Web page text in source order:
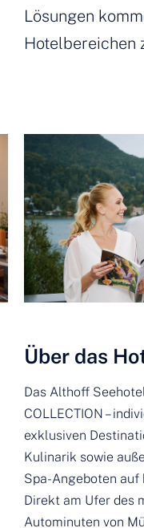
Lösungen
Hotelbereichen
Über das
Das Althoff
COLLECTION –
exklusiven
Kulinarik sowie
Spa-Angeboten
Direkt am Ufer des
Autominuten von